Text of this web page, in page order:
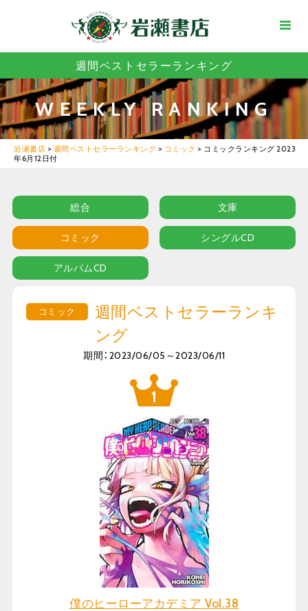
週間ベストセラーランキング
WEEKLY RANKING
岩瀬書店 > 週間ベストセラーランキング > コミック > コミックランキング 2023
年6月12日付
総合 文庫
コミック シングルCD
アルバムCD
コミック
週間ベストセラーランキ
ング
期間：2023/06/05～2023/06/11
僕のヒーローアカデミア Vol.38